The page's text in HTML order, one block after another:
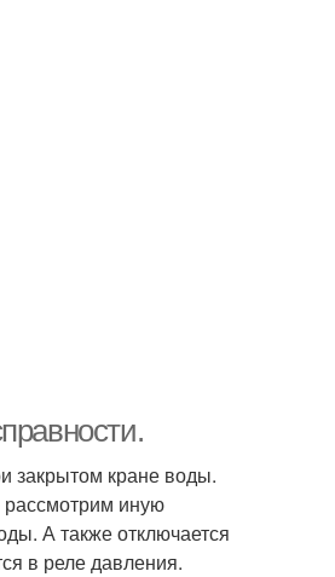
закрытом кране воды.
рассмотрим иную
А также отключается
в реле давления.